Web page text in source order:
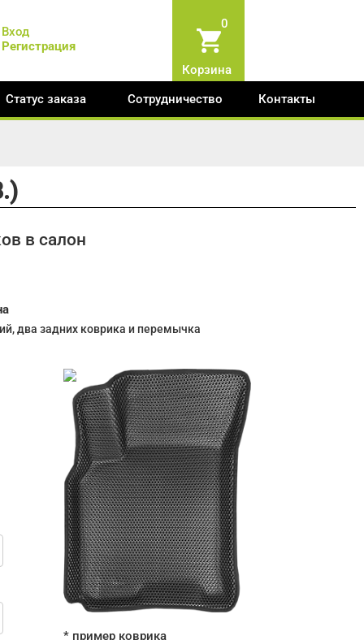
Вход
Регистрация
0
Корзина
Статус заказа
Сотрудничество Контакты
в салон
два задних коврика и перемычка
* пример коврика